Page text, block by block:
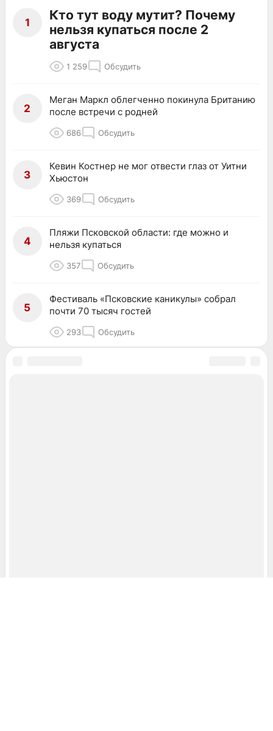
1
Кто тут воду мутит? Почему
нельзя купаться после 2
августа
1 259 Обсудить
2
Меган Маркл облегченно покинула Британию
после встречи с родней
686 Обсудить
3
Кевин Костнер не мог отвести глаз от Уитни
Хьюстон
369 Обсудить
4
Пляжи Псковской области: где можно и
нельзя купаться
357 Обсудить
5
Фестиваль «Псковские каникулы» собрал
почти 70 тысяч гостей
293 Обсудить